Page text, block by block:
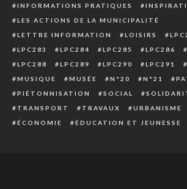
INFORMATIONS PRATIQUES
LES ACTIONS DE LA MUNICIPALITÉ
LETTRE INFORMATION
LOISIRS
LPC283
LPC284 LPC285 LPC286
LPC288
LPC289 LPC290 LPC291
MUSIQUE
MUSÉE N°20 N°21
PIÉTONNISATION
SOCIAL
TRANSPORT
TRAVAUX URBANISME
ÉCONOMIE
ÉDUCATION ET JEUNESSE